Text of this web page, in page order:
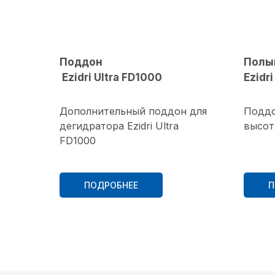
Поддон
Ezidri Ultra FD1000
Дополнительный поддон для
дегидратора Ezidri Ultra
FD1000
ПОДРОБНЕЕ